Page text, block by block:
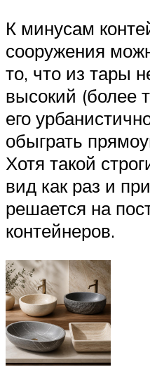
К минусам
сооружения
то, что из тары
высокий (более
его
обыграть
Хотя такой
вид как раз и
решается на
контейнеров.